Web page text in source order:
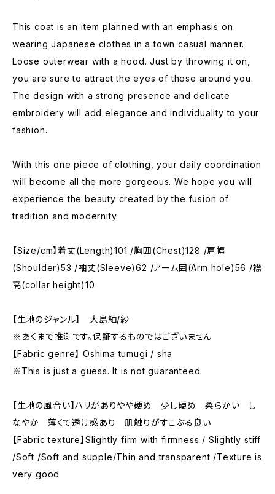
This coat is an item planned with an emphasis on
wearing Japanese clothes in a town casual manner.
Loose outerwear with a hood. Just by throwing it on,
you are sure to attract the eyes of those around you.
The design with a strong presence and delicate
embroidery will add elegance and individuality to your
fashion.
With this one piece of clothing, your daily coordination
will become all the more gorgeous. We hope you will
experience the beauty created by the fusion of
tradition and modernity.
【Size/cm】着丈(Length)101 /胸囲(Chest)128 /肩幅
(Shoulder)53 /袖丈(Sleeve)62 /アーム囲(Arm hole)56 /襟
高(collar height)10
【生地のジャンル】 大島紬/紗
※あくまで推測です。保証するものではございません
【Fabric genre】 Oshima tumugi / sha
※This is just a guess. It is not guaranteed.
【生地の風合い】ハリがありやや硬め 少し硬め 柔らかい し
なやか 薄くて透け感あり 肌触りがすこぶる良い
【Fabric texture】Slightly firm with firmness / Slightly stiff
/Soft /Soft and supple/Thin and transparent /Texture is
very good